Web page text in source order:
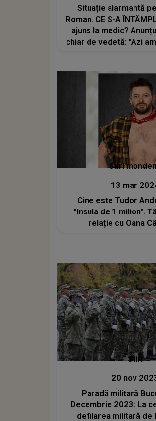
Situație alarmantă
Roman. CE S-A
ajuns la medic?
chiar de vedetă: "Azi
Stiri
13 mar
Cine este Tudor
"Insula de 1 milion".
relație cu Oana
Stiri
20 nov
Paradă militară
Decembrie 2023: La
defilarea militară de